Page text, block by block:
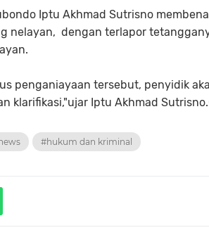
Iptu Akhmad Sutrisno
nelayan, dengan terlapor
penganiayaan tersebut, penyidik
klarifikasi,"ujar Iptu Akhmad
#hukum dan kriminal